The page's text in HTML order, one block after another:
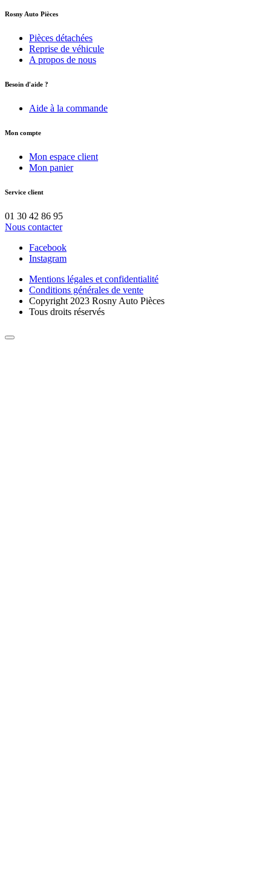
Rosny Auto Pièces
Pièces détachées
Reprise de véhicule
A propos de nous
Besoin d'aide ?
Aide à la commande
Mon compte
Mon espace client
Mon panier
Service client
01 30 42 86 95
Nous contacter
Facebook
Instagram
Mentions légales et confidentialité
Conditions générales de vente
Copyright 2023 Rosny Auto Pièces
Tous droits réservés